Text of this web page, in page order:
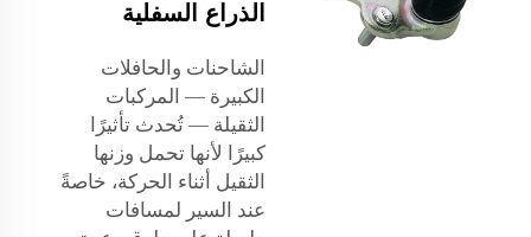
الذراع السفلية
الشاحنات والحافلات
الكبيرة — المركبات
الثقيلة — تُحدث تأثيرًا
كبيرًا لأنها تحمل وزنها
الثقيل أثناء الحركة، خاصةً
عند السير لمسافات